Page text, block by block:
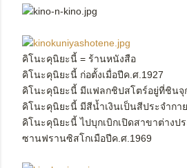
คิโนะคุนิยะนี้ = ร้านหนังสือ
คิโนะคุนิยะนี้ ก่อตั้งเมื่อปีค.ศ.1927
คิโนะคุนิยะนี้ มีแฟลกชิปสโตร์อยู่ที่ชินจุ
คิโนะคุนิยะนี้ มีสีน้ำเงินเป็นสีประจำกาย
คิโนะคุนิยะนี้ ไปบุกเบิกเปิดสาขาต่างป
ซานฟรานซิสโกเมือปีค.ศ.1969